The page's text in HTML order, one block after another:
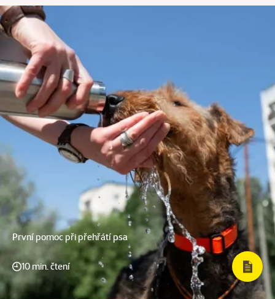
První pomoc při přehřátí psa
10 min. čtení